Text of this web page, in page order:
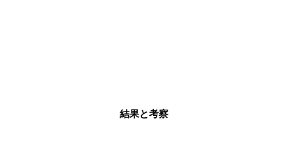
結果と考察